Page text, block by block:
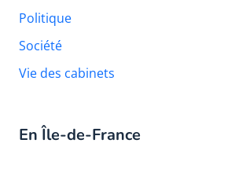
Politique
Société
Vie des cabinets
En Île-de-France